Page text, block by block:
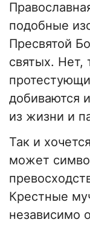
подобные
Пресвятой
святых. Нет,
добиваются
из жизни и
Так и
может
Крестные
независимо